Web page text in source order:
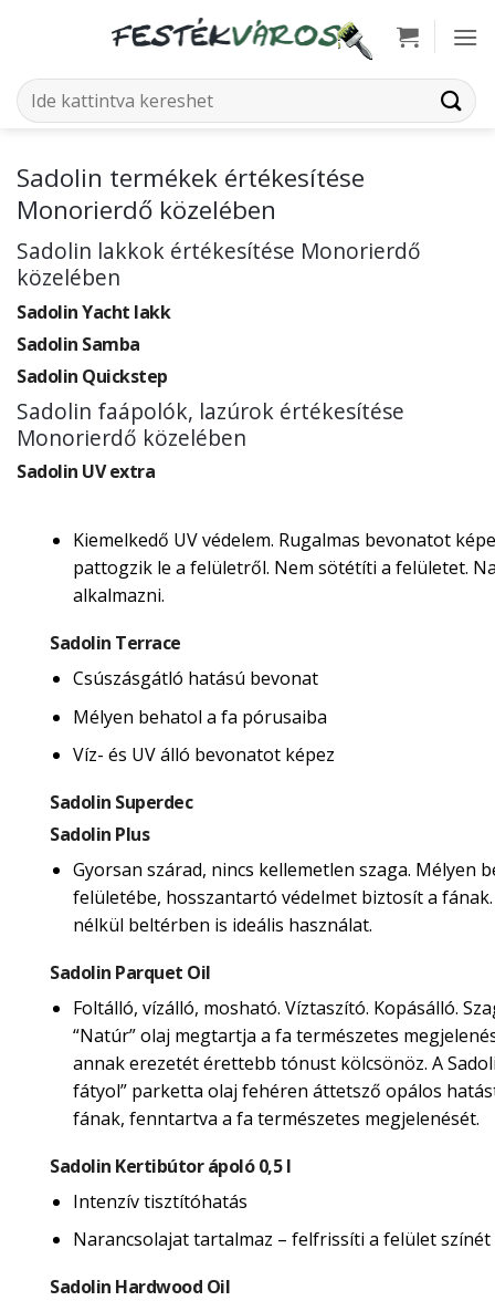
Keresés
a
Sadolin termékek értékesítése
Monorierdő közelében
Sadolin lakkok értékesítése Monorierdő
közelében
Sadolin Yacht lakk
Sadolin Samba
Sadolin Quickstep
Sadolin faápolók, lazúrok értékesítése
Monorierdő közelében
Sadolin UV extra
Kiemelkedő UV védelem. Rugalmas bevonatot
pattogzik le a felületről. Nem sötétíti a felületet.
alkalmazni.
Sadolin Terrace
Csúszásgátló hatású bevonat
Mélyen behatol a fa pórusaiba
Víz- és UV álló bevonatot képez
Sadolin Superdec
Sadolin Plus
Gyorsan szárad, nincs kellemetlen szaga. Mélyen
felületébe, hosszantartó védelmet biztosít a
nélkül beltérben is ideális használat.
Sadolin Parquet Oil
Foltálló, vízálló, mosható. Víztaszító. Kopásálló.
“Natúr” olaj megtartja a fa természetes
annak erezetét érettebb tónust kölcsönöz. A
fátyol” parketta olaj fehéren áttetsző opálos
fának, fenntartva a fa természetes megjelenését.
Sadolin Kertibútor ápoló 0,5 l
Intenzív tisztítóhatás
Narancsolajat tartalmaz – felfrissíti a felület színét
Sadolin Hardwood Oil